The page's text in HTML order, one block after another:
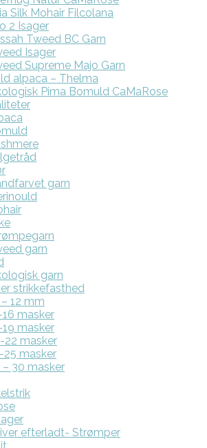
Silk Mohair Filcolana
2 Isager
Tweed BC Garn
Isager
Supreme Majo Garn
alpaca – Thelma
Pima Bomuld CaMaRose
garn
garn
garn
strikkefasthed
12 mm
16 masker
19 masker
22 masker
25 masker
– 30 masker
efterladt- Strømper